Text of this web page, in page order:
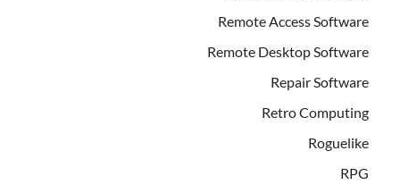
Remote Access Software
Remote Desktop Software
Repair Software
Retro Computing
Roguelike
RPG